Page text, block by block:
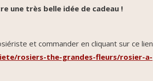
une très belle idée de cadeau !
et commander en cliquant sur ce lien
rosiers-the-grandes-fleurs/rosier-a-